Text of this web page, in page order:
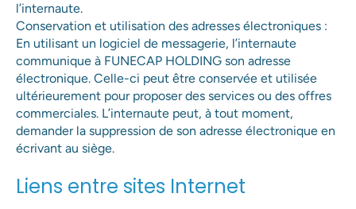
l’internaute.
Conservation et utilisation des adresses électroniques :
En utilisant un logiciel de messagerie, l’internaute
communique à FUNECAP HOLDING son adresse
électronique. Celle-ci peut être conservée et utilisée
ultérieurement pour proposer des services ou des offres
commerciales. L’internaute peut, à tout moment,
demander la suppression de son adresse électronique en
écrivant au siège.
Liens entre sites Internet